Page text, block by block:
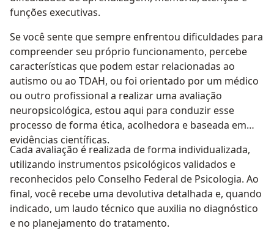
funções executivas.
Se você sente que sempre enfrentou dificuldades para
compreender seu próprio funcionamento, percebe
características que podem estar relacionadas ao
autismo ou ao TDAH, ou foi orientado por um médico
ou outro profissional a realizar uma avaliação
neuropsicológica, estou aqui para conduzir esse
processo de forma ética, acolhedora e baseada em
evidências científicas.
Cada avaliação é realizada de forma individualizada,
utilizando instrumentos psicológicos validados e
reconhecidos pelo Conselho Federal de Psicologia. Ao
final, você recebe uma devolutiva detalhada e, quando
indicado, um laudo técnico que auxilia no diagnóstico
e no planejamento do tratamento.